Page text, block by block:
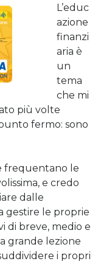
la sclerosi
sugli investimenti
sta affrontando la
sta affrontando la
sta affrontando la
sta affrontando la
L’educ
azione
finanzi
aria è
un
tema
che mi
più volte
fermo: sono
frequentano le
e credo
dalle
gestire le proprie
di breve, medio e
grande lezione
i propri